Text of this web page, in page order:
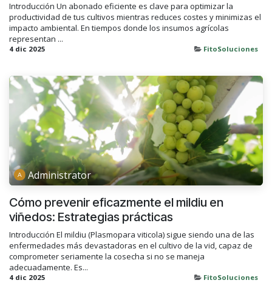
Introducción Un abonado eficiente es clave para optimizar la
productividad de tus cultivos mientras reduces costes y minimizas el
impacto ambiental. En tiempos donde los insumos agrícolas
representan ...
4 dic 2025 FitoSoluciones
Administrator
Cómo prevenir eficazmente el mildiu en
viñedos: Estrategias prácticas
Introducción El mildiu (Plasmopara viticola) sigue siendo una de las
enfermedades más devastadoras en el cultivo de la vid, capaz de
comprometer seriamente la cosecha si no se maneja
adecuadamente. Es...
4 dic 2025 FitoSoluciones